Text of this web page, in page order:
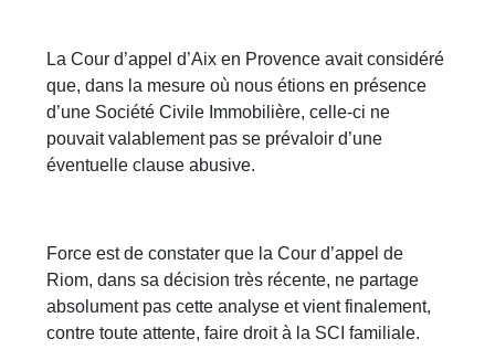
La Cour d’appel d’Aix en Provence avait considéré
que, dans la mesure où nous étions en présence
d’une Société Civile Immobilière, celle-ci ne
pouvait valablement pas se prévaloir d’une
éventuelle clause abusive.
Force est de constater que la Cour d’appel de
Riom, dans sa décision très récente, ne partage
absolument pas cette analyse et vient finalement,
contre toute attente, faire droit à la SCI familiale.